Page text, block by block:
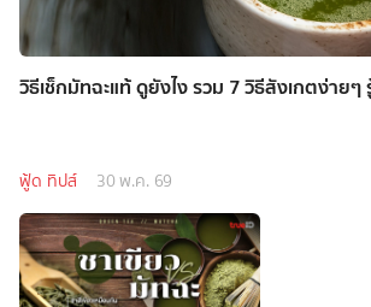
วิธีเช็กมัทฉะแท้ ดูยังไง รวม 7 วิธีสังเกตง่ายๆ
ฟู้ด ทิปส์ 30 พ.ค. 69